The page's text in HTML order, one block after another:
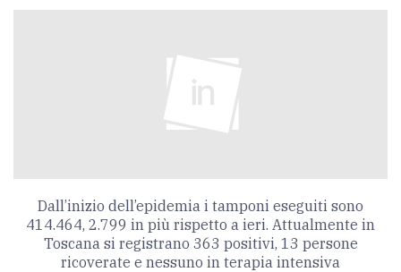
Dall’inizio dell’epidemia i tamponi eseguiti sono
414.464, 2.799 in più rispetto a ieri. Attualmente in
Toscana si registrano 363 positivi, 13 persone
ricoverate e nessuno in terapia intensiva